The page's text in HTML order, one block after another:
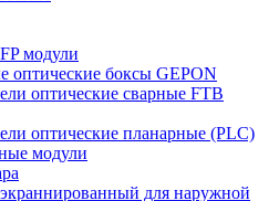
модули
оптические боксы GEPON
оптические сварные FTB
оптические планарные (PLC)
модули
для наружной